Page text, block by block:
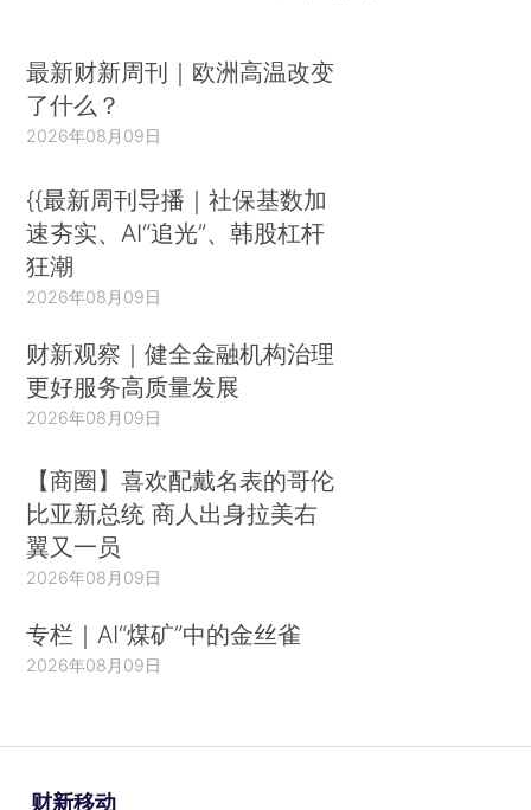
最新财新周刊｜欧洲高温改变
了什么？
2026年08月09日
{{最新周刊导播｜社保基数加
速夯实、AI“追光”、韩股杠杆
狂潮
2026年08月09日
财新观察｜健全金融机构治理
更好服务高质量发展
2026年08月09日
【商圈】喜欢配戴名表的哥伦
比亚新总统 商人出身拉美右
翼又一员
2026年08月09日
专栏｜AI“煤矿”中的金丝雀
2026年08月09日
财新移动